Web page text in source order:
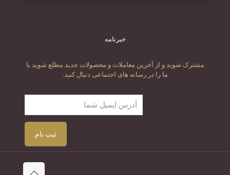
خبرنامه
مشترک شوید و از آخرین معاملات و محصولات جدید مطلع شوید یا
ما را در رسانه های اجتماعی دنبال کنید.